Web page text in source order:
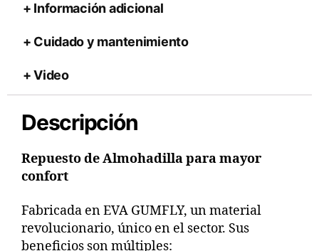
Información adicional
Cuidado y mantenimiento
Video
Descripción
Repuesto de Almohadilla para mayor
confort
Fabricada en EVA GUMFLY, un material
revolucionario, único en el sector. Sus
beneficios son múltiples: